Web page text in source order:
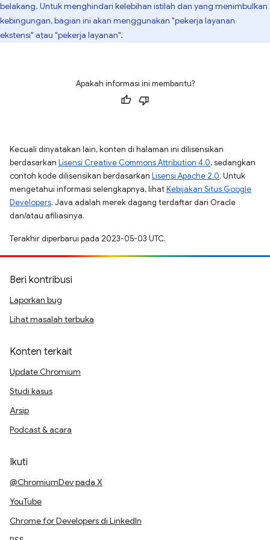
belakang. Untuk menghindari kelebihan istilah dan yang menimbulkan
kebingungan, bagian ini akan menggunakan "pekerja layanan
ekstensi" atau "pekerja layanan".
Apakah informasi ini membantu?
Kecuali dinyatakan lain, konten di halaman ini dilisensikan
berdasarkan Lisensi Creative Commons Attribution 4.0, sedangkan
contoh kode dilisensikan berdasarkan Lisensi Apache 2.0. Untuk
mengetahui informasi selengkapnya, lihatKebijakan Situs Google
Developers. Java adalah merek dagang terdaftar dari Oracle
dan/atau afiliasinya.
Terakhir diperbarui pada 2023-05-03 UTC.
Beri kontribusi
Laporkan bug
Lihat masalah terbuka
Konten terkait
Update Chromium
Studi kasus
Arsip
Podcast & acara
Ikuti
@ChromiumDev pada X
YouTube
Chrome for Developers di LinkedIn